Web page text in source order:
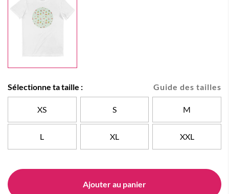
Guide des tailles
Sélectionne ta taille :
XS S M
L XL XXL
Ajouter au panier